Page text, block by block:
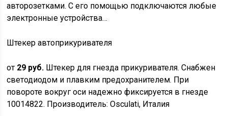
авторозетками. С его помощью подключаются любые
электронные устройства…
Штекер автоприкуривателя
от 29 руб. Штекер для гнезда прикуривателя. Снабжен
светодиодом и плавким предохранителем. При
повороте вокруг оси надежно фиксируется в гнезде
10014822. Производитель: Osculati, Италия